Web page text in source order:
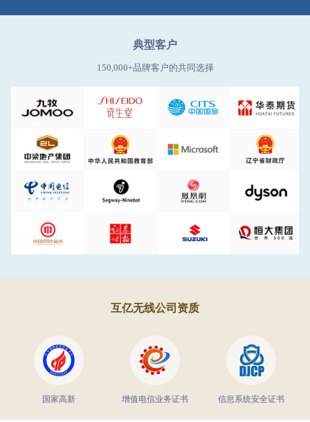
典型客户
150,000+品牌客户的共同选择
互亿无线公司资质
国家高新 增值电信业务证书 信息系统安全证书